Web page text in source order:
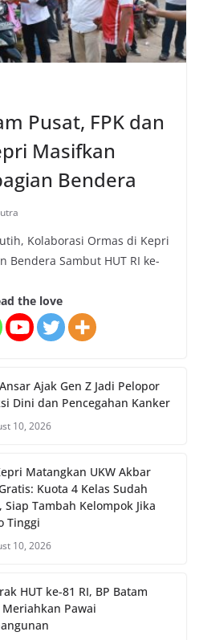
Pusat, FPK dan
Masifkan
Bendera
Kolaborasi Ormas di Kepri
Bendera Sambut HUT RI ke-
the love
Ajak Gen Z Jadi Pelopor
Dini dan Pencegahan Kanker
10, 2026
Matangkan UKW Akbar
Kuota 4 Kelas Sudah
Siap Tambah Kelompok Jika
Tinggi
10, 2026
HUT ke-81 RI, BP Batam
Pawai